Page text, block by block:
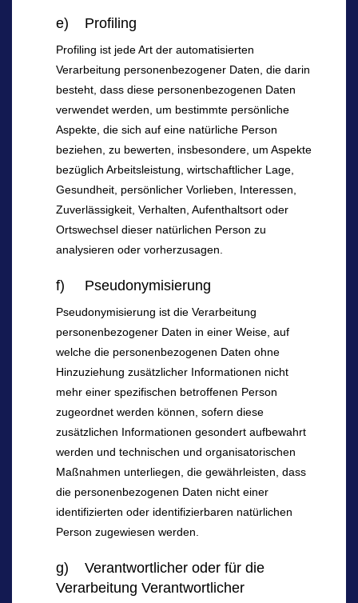
e) Profiling
Profiling ist jede Art der automatisierten
Verarbeitung personenbezogener Daten, die darin
besteht, dass diese personenbezogenen Daten
verwendet werden, um bestimmte persönliche
Aspekte, die sich auf eine natürliche Person
beziehen, zu bewerten, insbesondere, um Aspekte
bezüglich Arbeitsleistung, wirtschaftlicher Lage,
Gesundheit, persönlicher Vorlieben, Interessen,
Zuverlässigkeit, Verhalten, Aufenthaltsort oder
Ortswechsel dieser natürlichen Person zu
analysieren oder vorherzusagen.
f) Pseudonymisierung
Pseudonymisierung ist die Verarbeitung
personenbezogener Daten in einer Weise, auf
welche die personenbezogenen Daten ohne
Hinzuziehung zusätzlicher Informationen nicht
mehr einer spezifischen betroffenen Person
zugeordnet werden können, sofern diese
zusätzlichen Informationen gesondert aufbewahrt
werden und technischen und organisatorischen
Maßnahmen unterliegen, die gewährleisten, dass
die personenbezogenen Daten nicht einer
identifizierten oder identifizierbaren natürlichen
Person zugewiesen werden.
g) Verantwortlicher oder für die
Verarbeitung Verantwortlicher